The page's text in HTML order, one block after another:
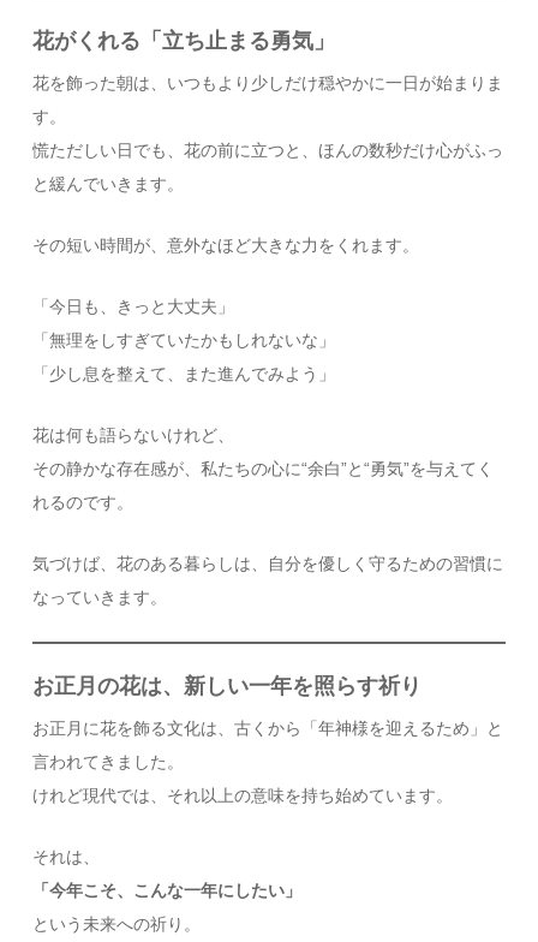
花がくれる「立ち止まる勇気」
花を飾った朝は、いつもより少しだけ穏やかに一日が始まりま
す。
慌ただしい日でも、花の前に立つと、ほんの数秒だけ心がふっ
と緩んでいきます。
その短い時間が、意外なほど大きな力をくれます。
「今日も、きっと大丈夫」
「無理をしすぎていたかもしれないな」
「少し息を整えて、また進んでみよう」
花は何も語らないけれど、
その静かな存在感が、私たちの心に“余白”と“勇気”を与えてく
れるのです。
気づけば、花のある暮らしは、自分を優しく守るための習慣に
なっていきます。
お正月の花は、新しい一年を照らす祈り
お正月に花を飾る文化は、古くから「年神様を迎えるため」と
言われてきました。
けれど現代では、それ以上の意味を持ち始めています。
それは、
「今年こそ、こんな一年にしたい」
という未来への祈り。